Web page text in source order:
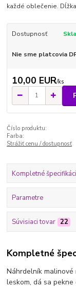
každé oblečenie.
Dostupnosť
Nie sme platcovia
10,00 EUR/ks
Číslo produktu:
Farba:
Strážiť cenu / dostupnosť
Kompletné
Parametre
Súvisiaci tovar 22
Kompletné
Náhrdelník malinové
leskom, dá sa